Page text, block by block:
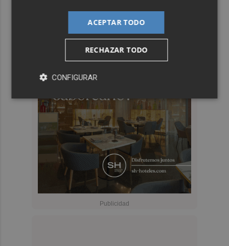
ACEPTAR TODO
RECHAZAR TODO
CONFIGURAR